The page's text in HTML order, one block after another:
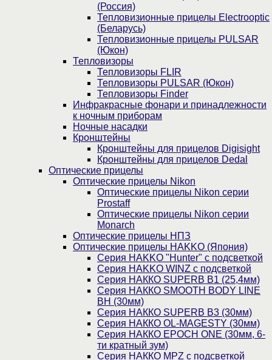
(Россия)
Тепловизионные прицелы Electrooptic
(Беларусь)
Тепловизионные прицелы PULSAR
(Юкон)
Тепловизоры
Тепловизоры FLIR
Тепловизоры PULSAR (Юкон)
Тепловизоры Finder
Инфракрасные фонари и принадлежности
к ночным приборам
Ночные насадки
Кронштейны
Кронштейны для прицелов Digisight
Кронштейны для прицелов Dedal
Оптические прицелы
Оптические прицелы Nikon
Оптические прицелы Nikon серии
Prostaff
Оптические прицелы Nikon серии
Monarch
Оптические прицелы НПЗ
Оптические прицелы HAKKO (Япония)
Cерия HAKKO "Hunter" с подсветкой
Серия НAKKO WINZ с подсветкой
Серия НАККО SUPERB B1 (25,4мм)
Серия НАККО SMOOTH BODY LINE
BH (30мм)
Серия НАККО SUPERB B3 (30мм)
Серия НАККО OL-MAGESTY (30мм)
Серия НАККО EPOCH ONE (30мм, 6-
ти кратный зум)
Серия НАККО MPZ с подсветкой